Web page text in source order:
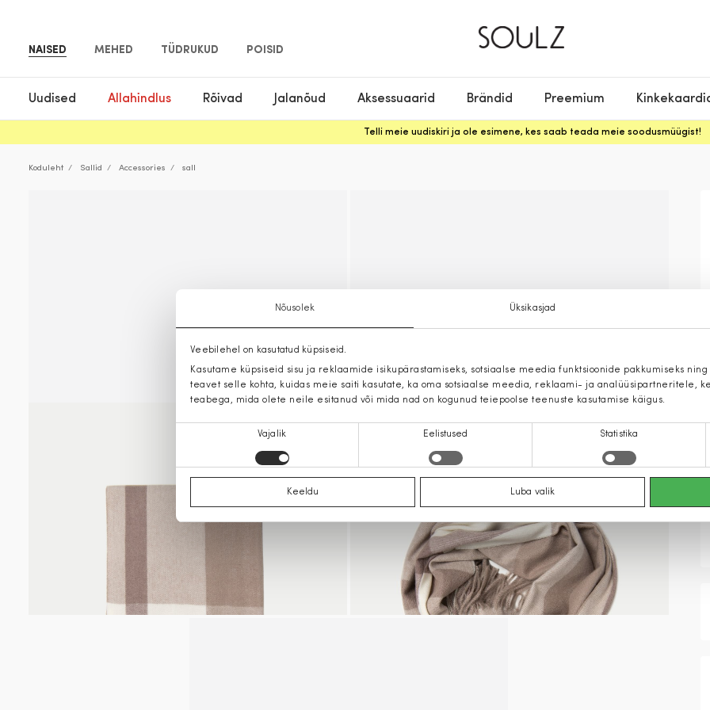
Nõusolek Üksikasjad
Veebilehel on kasutatud küpsiseid.
Kasutame küpsiseid sisu ja reklaamide isikupärastamiseks, sotsiaalse meedia funktsioonide pakkumiseks
teavet selle kohta, kuidas meie saiti kasutate, ka oma sotsiaalse meedia, reklaami- ja analüüsipartneritele,
teabega, mida olete neile esitanud või mida nad on kogunud teiepoolse teenuste kasutamise käigus.
Vajalik Eelistused Statistika
Keeldu Luba valik
NAISED MEHED TÜDRUKUD POISID
Uudised Allahindlus Rõivad Jalanõud Aksessuaarid Brändid Preemium
Telli meie uudiskiri ja ole esimene, kes saab teada meie soodusmüügist!
Koduleht Sallid Accessories sall